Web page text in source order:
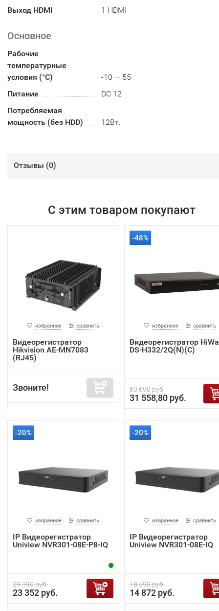
Выход HDMI 1 HDMI
Основное
Рабочие
температурные
условия (°С)
-10 — 55
Питание
DC 12
Потребляемая
мощность (без HDD)
12Вт.
Отзывы (0)
С этим товаром покупают
избранное сравнить
Видеорегистратор
Hikvision AE-MN7083
(RJ45)
Звоните!
-48%
избранное сравнить
Видеорегистратор
DS-H332/2Q(N)(C)
60 690 руб.
31 558,80 руб.
-20%
избранное сравнить
IP Видеорегистратор
Uniview NVR301-08E-P8-IQ
29 190 руб.
23 352 руб.
-20%
избранное сравнить
IP Видеорегистратор
Uniview NVR301-08E-IQ
18 590 руб.
14 872 руб.